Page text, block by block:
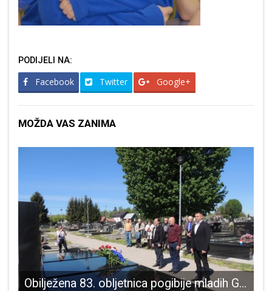
PODIJELI NA:
Facebook Twitter Google+
MOŽDA VAS ZANIMA
Obilježena 83. obljetnica pogibije mladih Gospićana u Senju